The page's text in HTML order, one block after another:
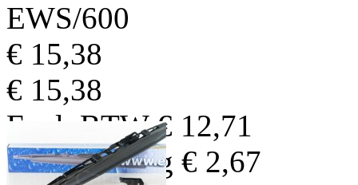
EWS/600
€ 15,38
€ 15,38
Excl. BTW€ 12,71
BTW Bedrag € 2,67